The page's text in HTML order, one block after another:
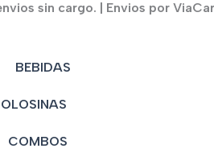
sin cargo. | Envios por
BEBIDAS
COMBOS